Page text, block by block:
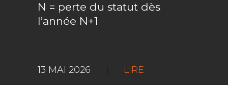
N = perte du statut dès
l’année N+1
13 MAI 2026 LIRE